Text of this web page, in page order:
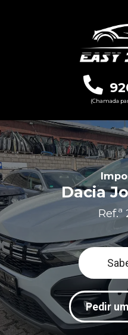
(Chamada
Dacia
Pedir